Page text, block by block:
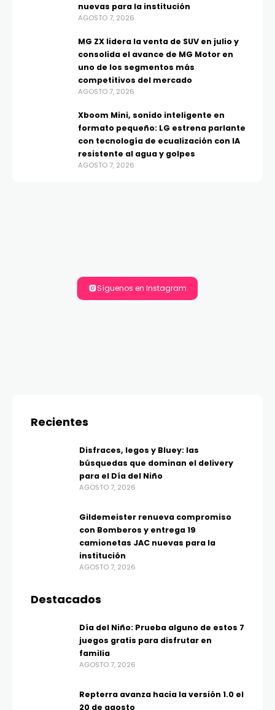
nuevas para la institución
AGOSTO 7, 2026
MG ZX lidera la venta de SUV en julio y
consolida el avance de MG Motor en
uno de los segmentos más
competitivos del mercado
AGOSTO 7, 2026
Xboom Mini, sonido inteligente en
formato pequeño: LG estrena parlante
con tecnología de ecualización con IA
resistente al agua y golpes
AGOSTO 7, 2026
Síguenos en Instagram
Recientes
Disfraces, legos y Bluey: las
búsquedas que dominan el delivery
para el Día del Niño
AGOSTO 7, 2026
Gildemeister renueva compromiso
con Bomberos y entrega 19
camionetas JAC nuevas para la
institución
AGOSTO 7, 2026
Destacados
Día del Niño: Prueba alguno de estos 7
juegos gratis para disfrutar en
familia
AGOSTO 7, 2026
Repterra avanza hacia la versión 1.0 el
20 de agosto